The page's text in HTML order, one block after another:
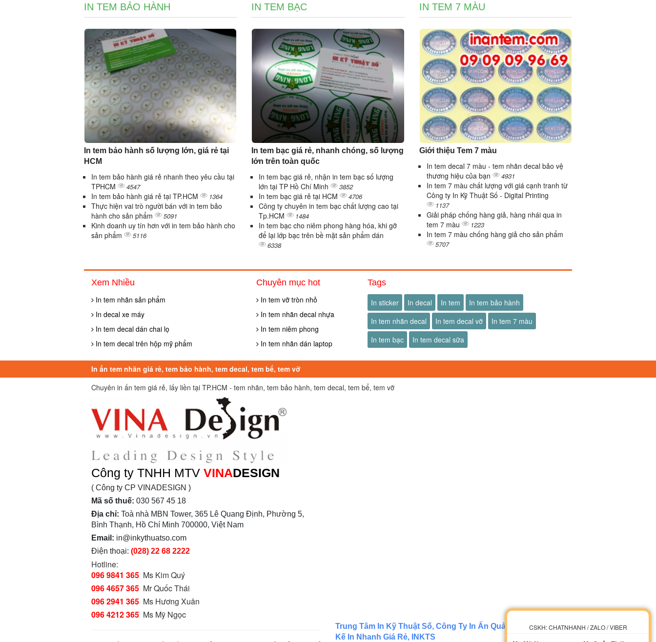
IN TEM BẢO HÀNH
In tem bảo hành số lượng lớn, giá rẻ tại
HCM
In tem bảo hành giá rẻ nhanh theo yêu cầu tại
TPHCM
4547
In tem bảo hành giá rẻ tại TP.HCM 1364
Thực hiện vai trò người bán với in tem bảo
hành cho sản phẩm
5091
Kinh doanh uy tín hơn với in tem bảo hành cho
sản phẩm
5116
IN TEM BẠC
In tem bạc giá rẻ, nhanh chóng, số lượng
lớn trên toàn quốc
In tem bạc giá rẻ, nhận in tem bạc số lượng
lớn tại TP Hồ Chí Minh
3852
In tem bạc giá rẻ tại HCM 4706
Công ty chuyên in tem bạc chất lượng cao tại
Tp.HCM
1484
In tem bạc cho niêm phong hàng hóa, khi gỡ
để lại lớp bạc trên bề mặt sản phẩm dán
6338
IN TEM 7 MÀU
Giới thiệu Tem 7 màu
In tem decal 7 màu - tem nhãn decal bảo vệ
thương hiệu của bạn
4931
In tem 7 màu chất lượng với giá cạnh tranh từ
Công ty In Kỹ Thuật Số - Digital Printing
1137
Giải pháp chống hàng giả, hàng nhái qua in
tem 7 màu
1223
In tem 7 màu chống hàng giả cho sản phẩm
5707
Xem Nhiều
In tem nhãn sản phẩm
In decal xe máy
In tem decal dán chai lọ
In tem decal trên hộp mỹ phẩm
Chuyên mục hot
In tem vỡ tròn nhỏ
In tem nhãn decal nhựa
In tem niêm phong
In tem nhãn dán laptop
Tags
In sticker In decal In tem
In tem bảo hành
In tem nhãn decal
In tem decal vỡ
In tem 7 màu
In tem bạc
In tem decal sữa
In ấn tem nhãn giá rẻ, tem bảo hành, tem decal, tem bể, tem vỡ
Chuyên in ấn tem giá rẻ, lấy liền tại TP.HCM - tem nhãn, tem bảo hành, tem decal, tem bể, tem vỡ
Công ty TNHH MTV VINADESIGN
( Công ty CP VINADESIGN )
Mã số thuế: 030 567 45 18
Địa chỉ: Toà nhà MBN Tower, 365 Lê Quang Định, Phường 5,
Bình Thạnh, Hồ Chí Minh 700000, Việt Nam
Email: in@inkythuatso.com
Điện thoại: (028) 22 68 2222
Hotline:
096 9841 365 Ms Kim Quý
096 4657 365 Mr Quốc Thái
096 2941 365 Ms Hương Xuân
096 4212 365 Ms Mỹ Ngọc
Trung Tâm In Kỹ Thuật Số, Công Ty In Ấn Quảng Cáo. Thiết
Kế In Nhanh Giá Rẻ, INKTS
CSKH: CHATNHANH / ZALO / VIBER